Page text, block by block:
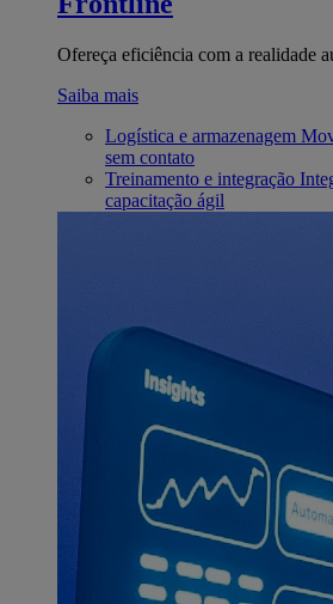
Ofereça eficiência com a realidade
Saiba mais
Logística e armazenagem
sem contato
Treinamento e integração
capacitação ágil